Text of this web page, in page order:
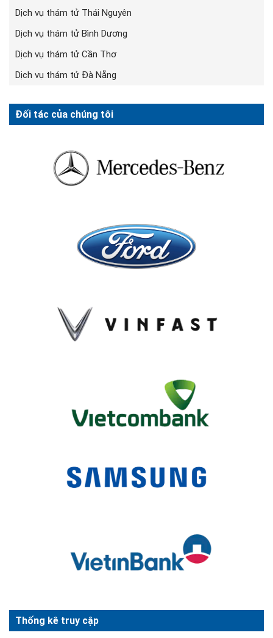
Dịch vụ thám tử Thái Nguyên
Dịch vụ thám tử Bình Dương
Dịch vụ thám tử Cần Thơ
Dịch vụ thám tử Đà Nẵng
Đối tác của chúng tôi
Thống kê truy cập